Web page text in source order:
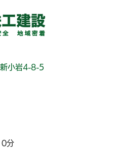
小岩4-8-5
分